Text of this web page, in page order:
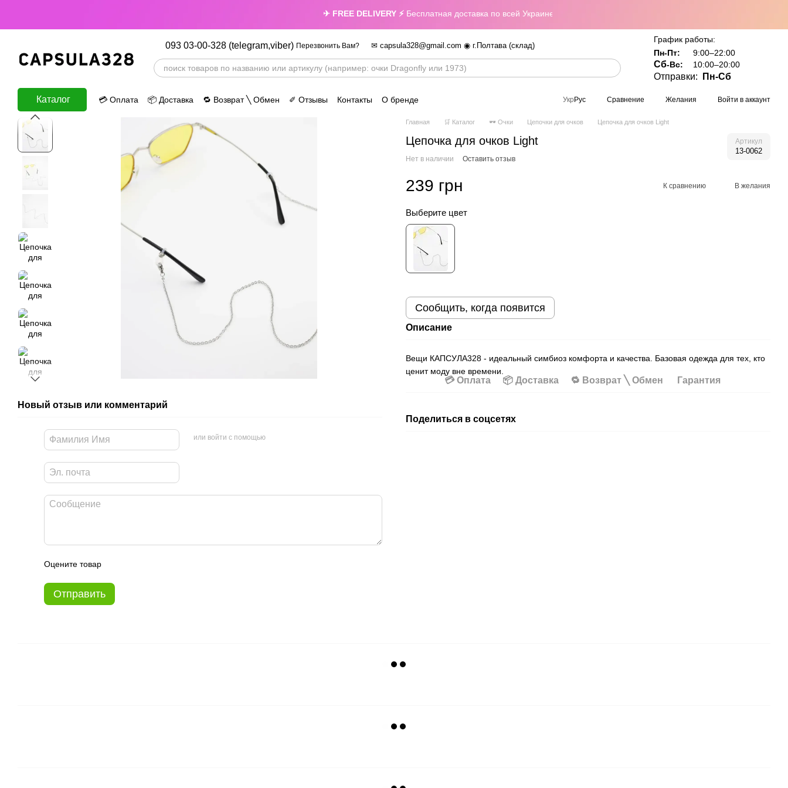
✈ FREE DELIVERY ⚡Бесплатная доставка по всей Украине при заказе от 800 грн
093 03-00-328 (telegram,viber) Перезвонить Вам? ✉ capsula328@gmail.com ◉ г.Полтава (склад)
График работы:
Пн-Пт:
9:00–22:00
Сб-Вс: 10:00–20:00
Отправки: Пн-Сб
Каталог 💳 Оплата 📦 Доставка 🔁 Возврат ╲ Обмен ✐ Отзывы Контакты
О бренде
Укр Рус Сравнение Желания Войти в аккаунт
Новый отзыв или комментарий
или войти с помощью
Оцените товар
Отправить
Главная 🛒 Каталог 🕶 Очки Цепочки для очков Цепочка для очков Light
Цепочка для очков Light Артикул
13-0062
Нет в наличии Оставить отзыв
239 грн К сравнению В желания
Выберите цвет
Сообщить, когда появится
Описание
Вещи КАПСУЛА328 - идеальный симбиоз комфорта и качества. Базовая одежда для тех, кто
ценит моду вне времени.
💳 Оплата 📦 Доставка 🔁 Возврат ╲ Обмен Гарантия
Поделиться в соцсетях